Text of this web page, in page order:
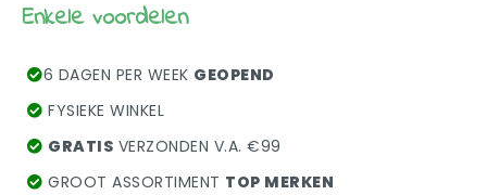
Enkele voordelen
6 DAGEN PER WEEK GEOPEND
FYSIEKE WINKEL
GRATIS VERZONDEN V.A. €99
GROOT ASSORTIMENT TOP MERKEN